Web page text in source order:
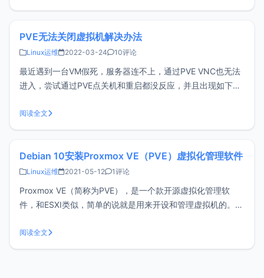
进行分区，执行命令：fdisk /dev/sda，输
PVE无法关闭虚拟机解决办法
Linux运维 2022-03-24 10评论
最近遇到一台VM假死，服务器连不上，通过PVE VNC也无法
进入，尝试通过PVE点关机和重启都没反应，并且出现如下错
解决办法通过ps命令查到对应VM的进程：#将101换成你自己
虚拟机的VM ID
阅读全文
Debian 10安装Proxmox VE（PVE）虚拟化管理软件
Linux运维 2021-05-12 1评论
Proxmox VE（简称为PVE），是一个款开源虚拟化管理软
件，和ESXI类似，简单的说就是用来开设和管理虚拟机的。正
PVE虚拟化软件，但serverstadium仅提供PVE5版本，而最新
的已经是PVE6了。反正PVE是基于Debi
阅读全文